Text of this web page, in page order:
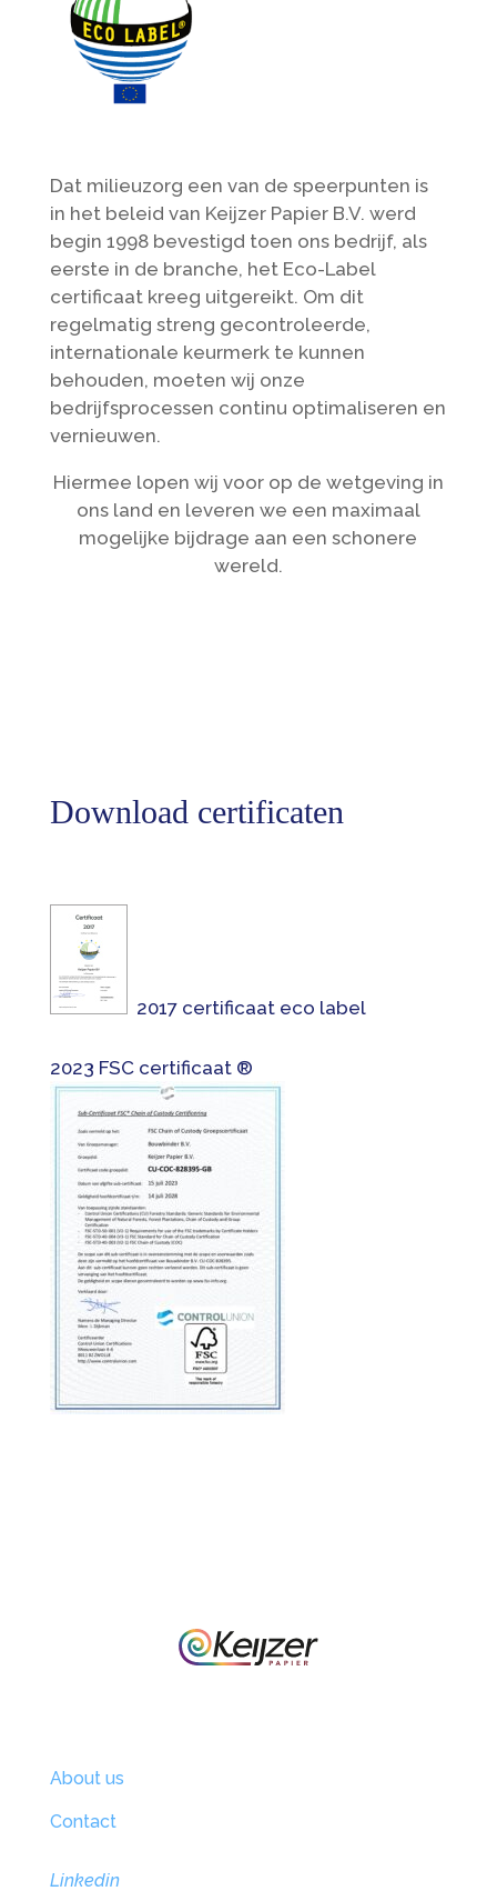
Dat milieuzorg een van de speerpunten is
in het beleid van Keijzer Papier B.V. werd
begin 1998 bevestigd toen ons bedrijf, als
eerste in de branche, het Eco-Label
certificaat kreeg uitgereikt. Om dit
regelmatig streng gecontroleerde,
internationale keurmerk te kunnen
behouden, moeten wij onze
bedrijfsprocessen continu optimaliseren en
vernieuwen.
Hiermee lopen wij voor op de wetgeving in
ons land en leveren we een maximaal
mogelijke bijdrage aan een schonere
wereld.
Download certificaten
2017 certificaat eco label
2023 FSC certificaat ®
About us
Contact
Linkedin